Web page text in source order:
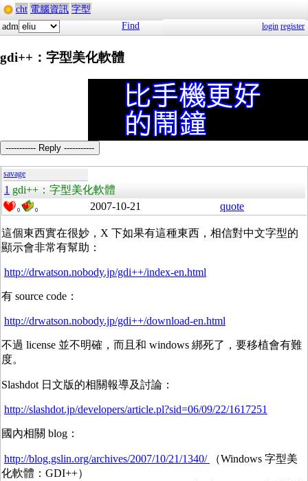
cht 電腦資訊 字型
adm
Find login register
gdi++：字型美化軟體
----------- Reply -----------
savage
1 gdi++：字型美化軟體
0 0 2007-10-21 quote
這個東西實在很妙，X 下如果有這種東西，相信對中文字型的
顯示會非常有幫助：
http://drwatson.nobody.jp/gdi++/index-en.html
有 source code：
http://drwatson.nobody.jp/gdi++/download-en.html
不過 license 並不明確，而且和 windows 綁死了，要移植會有難
度。
Slashdot 日文版的相關報導及討論：
http://slashdot.jp/developers/article.pl?sid=06/09/22/1617251
國內相關 blog：
http://blog.gslin.org/archives/2007/10/21/1340/
（Windows 字型美
化軟體：GDI++）